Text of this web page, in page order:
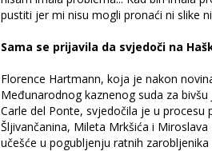
pustiti jer mi nisu mogli pronaći ni slike
Sama se prijavila da svjedoči na
Florence Hartmann, koja je nakon
Međunarodnog kaznenog suda za
Carle del Ponte, svjedočila je u procesu
Šljivančanina, Mileta Mrkšića i
učešće u pogubljenju ratnih zarobljenika